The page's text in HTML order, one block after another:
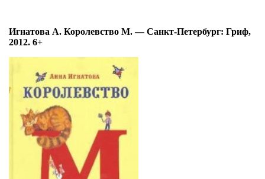
Игнатова А. Королевство М. — Санкт-Петербург: Гриф,
2012. 6+